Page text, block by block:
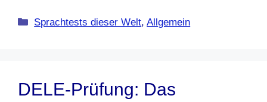
Kategorien
Sprachtests dieser Welt,Allgemein
DELE-Prüfung: Das